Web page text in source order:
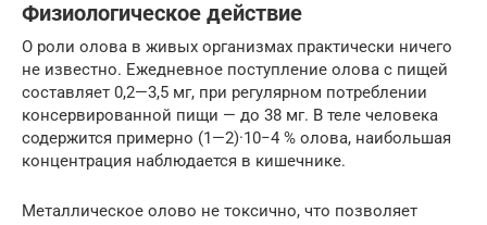
Физиологическое действие
О роли олова в живых организмах практически ничего
не известно. Ежедневное поступление олова с пищей
составляет 0,2—3,5 мг, при регулярном потреблении
консервированной пищи — до 38 мг. В теле человека
содержится примерно (1—2)·10−4 % олова, наибольшая
концентрация наблюдается в кишечнике.
Металлическое олово не токсично, что позволяет